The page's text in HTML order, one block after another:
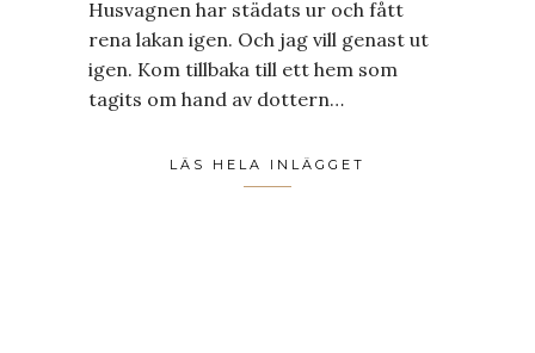
Husvagnen har städats ur och fått
rena lakan igen. Och jag vill genast ut
igen. Kom tillbaka till ett hem som
tagits om hand av dottern…
LÄS HELA INLÄGGET